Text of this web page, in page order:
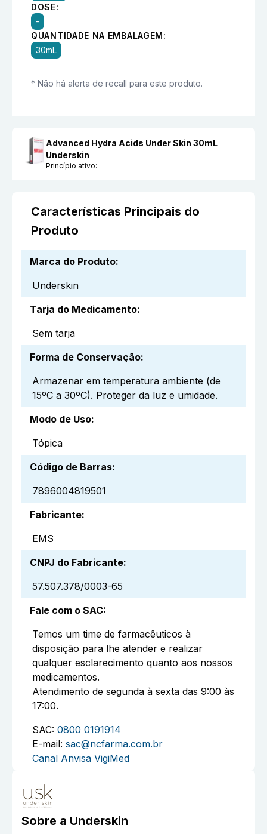
DOSE:
-
QUANTIDADE NA EMBALAGEM:
30mL
* Não há alerta de recall para este produto.
Advanced Hydra Acids Under Skin 30mL
Underskin
Princípio ativo:
Características Principais do
Produto
Marca do Produto:
Underskin
Tarja do Medicamento:
Sem tarja
Forma de Conservação:
Armazenar em temperatura ambiente (de
15ºC a 30ºC). Proteger da luz e umidade.
Modo de Uso:
Tópica
Código de Barras:
7896004819501
Fabricante:
EMS
CNPJ do Fabricante:
57.507.378/0003-65
Fale com o SAC:
Temos um time de farmacêuticos à
disposição para lhe atender e realizar
qualquer esclarecimento quanto aos nossos
medicamentos.
Atendimento de segunda à sexta das 9:00 às
17:00.
SAC: 0800 0191914
E-mail: sac@ncfarma.com.br
Canal Anvisa VigiMed
Sobre a Underskin